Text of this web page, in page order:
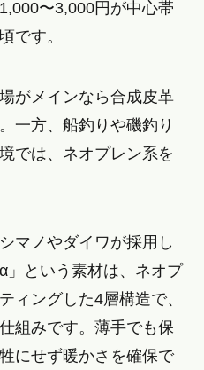
〜3,000円が中心帯
です。
がメインなら合成皮革
一方、船釣りや磯釣り
では、ネオプレン系を
マノやダイワが採用し
」という素材は、ネオプ
ィングした4層構造で、
組みです。薄手でも保
にせず暖かさを確保で